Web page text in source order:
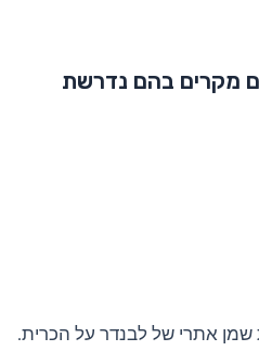
מקרים בהם נדרשת
אתרי של לבנדר על הכרית.